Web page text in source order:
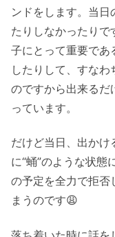
ンドをします。当
たりしなかったりで
子にとって重要であ
したりして、すな
のですから出来るだ
っています。
だけど当日、出かけ
に“蛹”のような状態
の予定を全力で拒否
まうのです😩